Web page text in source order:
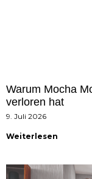
Warum Mocha
verloren hat
9. Juli 2026
Weiterlesen